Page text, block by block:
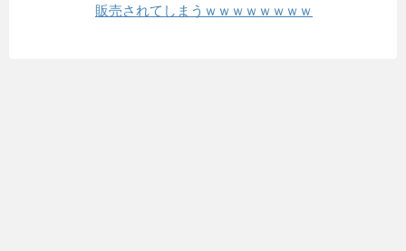
販売されてしまうｗｗｗｗｗｗｗｗ